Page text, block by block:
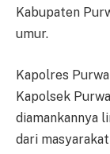
Kabupaten
umur.
Kapolres
Kapolsek
diamankannya
dari